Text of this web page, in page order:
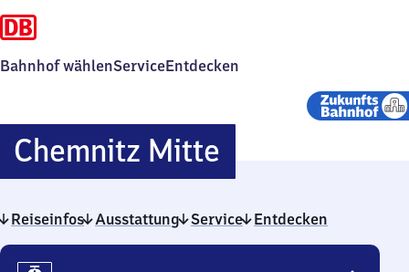
Bahnhof wählenServiceEntdecken
Chemnitz MitteChemnitz
Mitte
Reiseinfos Ausstattung Service Entdecken
Reiseinfos